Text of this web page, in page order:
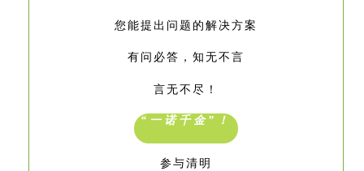
您能提出问题的解决方案
有问必答，知无不言
言无不尽！
“ 一诺千金”！
参与清明